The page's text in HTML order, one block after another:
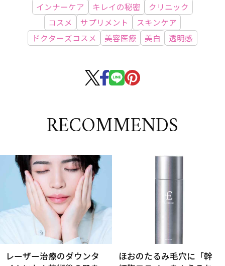
インナーケア キレイの秘密
クリニック
コスメ
サプリメント
スキンケア
ドクターズコスメ
美容医療 美白 透明感
RECOMMENDS
レーザー治療のダウンタ
ほおのたるみ毛穴に「幹